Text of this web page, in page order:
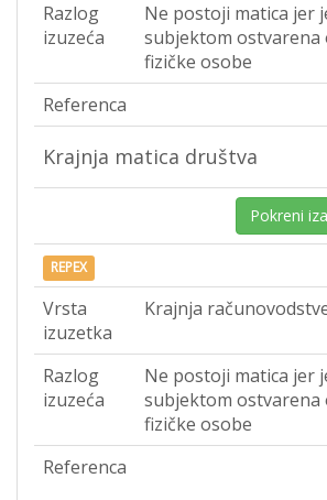
Razlog
izuzeća
Ne postoji matica jer
subjektom ostvarena
fizičke osobe
Referenca
Krajnja matica društva
Pokreni
REPEX
Vrsta
izuzetka
Krajnja
Razlog
izuzeća
Ne postoji matica jer
subjektom ostvarena
fizičke osobe
Referenca